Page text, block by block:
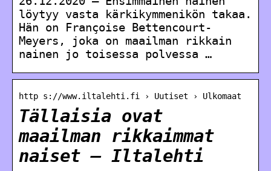
löytyy vasta kärkikymmenikön takaa.
Hän on Françoise Bettencourt-
Meyers, joka on maailman rikkain
nainen jo toisessa polvessa …
http s://www.iltalehti.fi › Uutiset › Ulkomaat
Tällaisia ovat
maailman rikkaimmat
naiset – Iltalehti